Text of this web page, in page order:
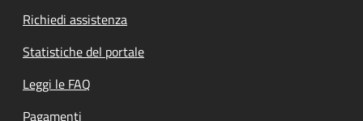
Richiedi assistenza
Statistiche del portale
Leggi le FAQ
Pagamenti